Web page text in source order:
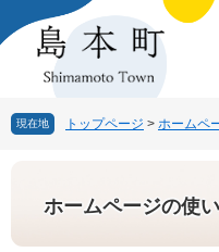
ー
ニ
文
現在地 トップページ > ホームペ
ホームページの使